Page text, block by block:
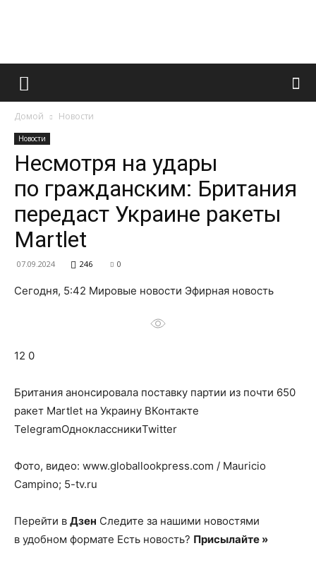
Французский
и
о
Домой Новости
Новости
Несмотря на удары
по гражданским: Британия
передаст Украине ракеты
Martlet
07.09.2024 246 0
Сегодня, 5:42 Мировые новости Эфирная новость
12 0
Британия анонсировала поставку партии из почти 650
ракет Martlet на Украину ВКонтакте
TelegramОдноклассникиTwitter
Фото, видео: www.globallookpress.com / Mauricio
Campino; 5-tv.ru
Перейти в Дзен Следите за нашими новостями
в удобном формате Есть новость? Присылайте »